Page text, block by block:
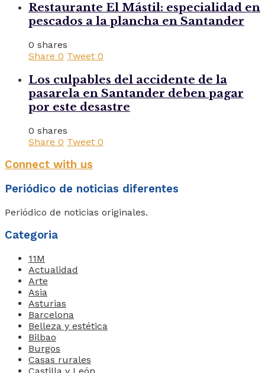
Restaurante El Mástil: especialidad en
pescados a la plancha en Santander
0 shares
Share 0 Tweet 0
Los culpables del accidente de la
pasarela en Santander deben pagar
por este desastre
0 shares
Share 0 Tweet 0
Connect with us
Periódico de noticias diferentes
Periódico de noticias originales.
Categoria
11M
Actualidad
Arte
Asia
Asturias
Barcelona
Belleza y estética
Bilbao
Burgos
Casas rurales